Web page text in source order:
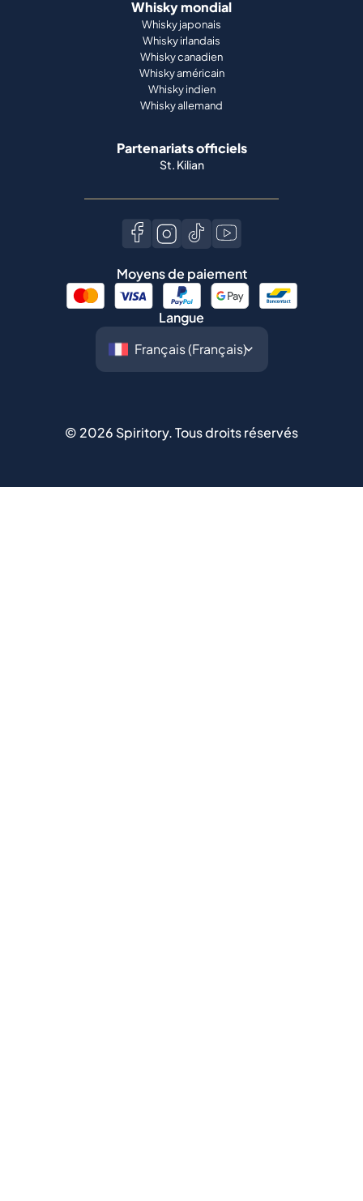
Whisky mondial
Whisky japonais
Whisky irlandais
Whisky canadien
Whisky américain
Whisky indien
Whisky allemand
Partenariats officiels
St. Kilian
Moyens de paiement
Langue
© 2026 Spiritory.Tous droits réservés